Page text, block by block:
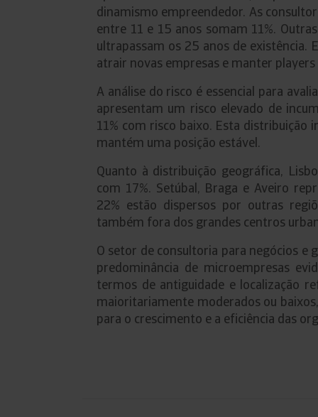
dinamismo empreendedor. As
entre 11 e 15 anos somam 11%.
ultrapassam os 25 anos de existência.
atrair novas empresas e manter
A análise do risco é essencial para
apresentam um risco elevado de
11% com risco baixo. Esta distribuição
mantém uma posição estável.
Quanto à distribuição geográfica,
com 17%. Setúbal, Braga e Aveiro
22% estão dispersos por outras
também fora dos grandes centros
O setor de consultoria para negócios e
predominância de microempresas
termos de antiguidade e localização
maioritariamente moderados ou
para o crescimento e a eficiência das